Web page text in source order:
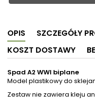
OPIS
SZCZEGÓŁY
KOSZT DOSTAWY
Spad A2 WWI biplane
Model plastikowy do
Zestaw nie zawiera kleju